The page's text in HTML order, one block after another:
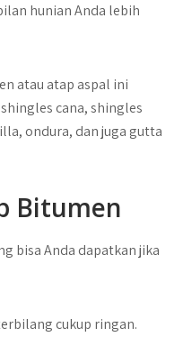
hunian Anda lebih
atau atap aspal ini
cana, shingles
ondura, dan juga gutta
Bitumen
bisa Anda dapatkan jika
cukup ringan.